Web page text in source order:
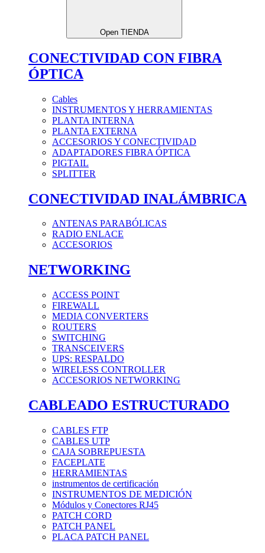
Open TIENDA
CONECTIVIDAD CON FIBRA
ÓPTICA
Cables
INSTRUMENTOS Y HERRAMIENTAS
PLANTA INTERNA
PLANTA EXTERNA
ACCESORIOS Y CONECTIVIDAD
ADAPTADORES FIBRA ÓPTICA
PIGTAIL
SPLITTER
CONECTIVIDAD INALÁMBRICA
ANTENAS PARABÓLICAS
RADIO ENLACE
ACCESORIOS
NETWORKING
ACCESS POINT
FIREWALL
MEDIA CONVERTERS
ROUTERS
SWITCHING
TRANSCEIVERS
UPS: RESPALDO
WIRELESS CONTROLLER
ACCESORIOS NETWORKING
CABLEADO ESTRUCTURADO
CABLES FTP
CABLES UTP
CAJA SOBREPUESTA
FACEPLATE
HERRAMIENTAS
instrumentos de certificación
INSTRUMENTOS DE MEDICIÓN
Módulos y Conectores RJ45
PATCH CORD
PATCH PANEL
PLACA PATCH PANEL